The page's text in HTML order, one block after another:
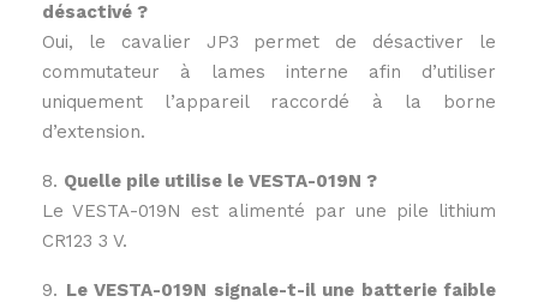
désactivé ?
Oui, le cavalier JP3 permet de désactiver le
commutateur à lames interne afin d’utiliser
uniquement l’appareil raccordé à la borne
d’extension.
8. Quelle pile utilise le VESTA-019N ?
Le VESTA-019N est alimenté par une pile lithium
CR123 3 V.
9. Le VESTA-019N signale-t-il une batterie faible